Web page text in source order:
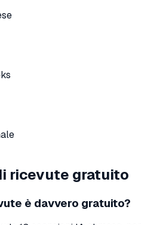
ricevute gratuito
è davvero gratuito?